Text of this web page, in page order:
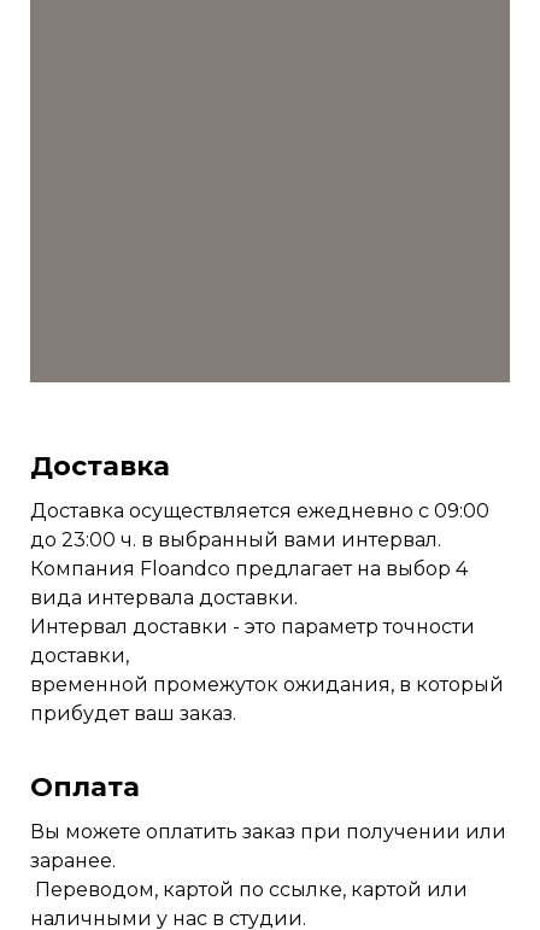
Доставка
Доставка осуществляется ежедневно с 09:00
до 23:00 ч. в выбранный вами интервал.
Компания Floandco предлагает на выбор 4
вида интервала доставки.
Интервал доставки - это параметр точности
доставки,
временной промежуток ожидания, в который
прибудет ваш заказ.
Оплата
Вы можете оплатить заказ при получении или
заранее.
Переводом, картой по ссылке, картой или
наличными у нас в студии.